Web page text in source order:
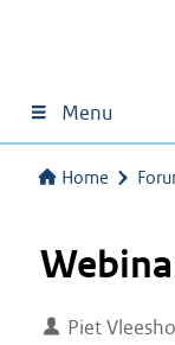
Menu
Home
Piet